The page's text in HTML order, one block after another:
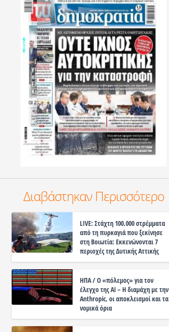
Διαβάστηκαν Περισσότερο
LIVE: Στάχτη 100.000 στρέμματα
από τη πυρκαγιά που ξεκίνησε
στη Βοιωτία: Εκκενώνονται 7
περιοχές της Δυτικής Αττικής
ΗΠΑ / Ο «πόλεμος» για τον
έλεγχο της ΑΙ – Η διαμάχη με την
Anthropic, οι αποκλεισμοί και τα
νομικά όρια